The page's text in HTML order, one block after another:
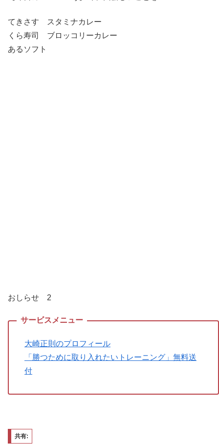
てきさす スタミナカレー
くら寿司 ブロッコリーカレー
あるソフト
おしらせ 2
大崎正則のプロフィール
「勝つために取り入れたいトレーニング」無料送
付
共有: